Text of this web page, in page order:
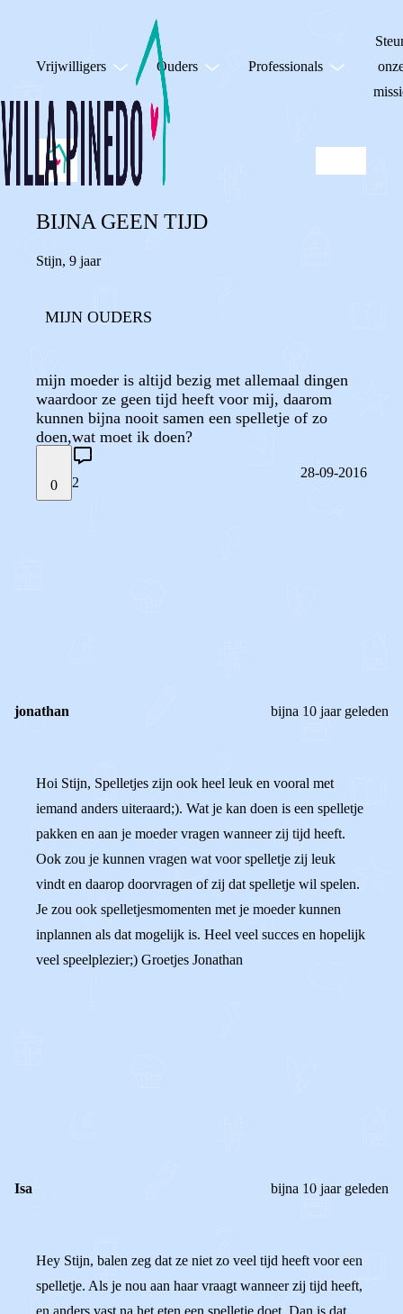
Vrijwilligers Ouders Professionals
BIJNA GEEN TIJD
Stijn, 9 jaar
MIJN OUDERS
mijn moeder is altijd bezig met allemaal dingen
waardoor ze geen tijd heeft voor mij, daarom
kunnen bijna nooit samen een spelletje of zo
doen,wat moet ik doen?
0 2
28-09-2016
jonathan bijna 10 jaar geleden
Hoi Stijn, Spelletjes zijn ook heel leuk en vooral met
iemand anders uiteraard;). Wat je kan doen is een spelletje
pakken en aan je moeder vragen wanneer zij tijd heeft.
Ook zou je kunnen vragen wat voor spelletje zij leuk
vindt en daarop doorvragen of zij dat spelletje wil spelen.
Je zou ook spelletjesmomenten met je moeder kunnen
inplannen als dat mogelijk is. Heel veel succes en hopelijk
veel speelplezier;) Groetjes Jonathan
Isa bijna 10 jaar geleden
Hey Stijn, balen zeg dat ze niet zo veel tijd heeft voor een
spelletje. Als je nou aan haar vraagt wanneer zij tijd heeft,
en anders vast na het eten een spelletje doet. Dan is dat